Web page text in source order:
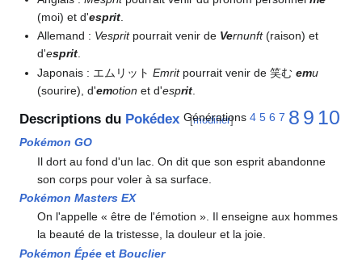
(moi) et d'esprit
Allemand : Vespritpourrait venir de Vernunft(raison) et
d'esprit
Japonais : エムリットEmritpourrait venir de 笑むemu
(sourire), d'emotion et d'esprit
Descriptions du Pokédex [modifier]
Générations 4 5 6 7 8 9 10
Pokémon GO
Il dort au fond d'un lac. On dit que son esprit abandonne
son corps pour voler à sa surface.
Pokémon Masters EX
On l'appelle « être de l'émotion ». Il enseigne aux hommes
la beauté de la tristesse, la douleur et la joie.
Pokémon Épée et Bouclier